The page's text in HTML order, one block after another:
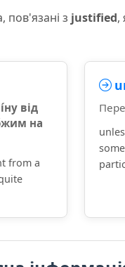
пов'язані з justified,
від
на
from a